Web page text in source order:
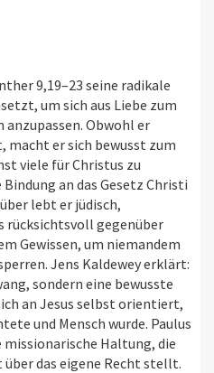
9,19–23 seine radikale
um sich aus Liebe zum
anzupassen. Obwohl er
er sich bewusst zum
viele für Christus zu
an das Gesetz Christi
lebt er jüdisch,
rücksichtsvoll gegenüber
Gewissen, um niemandem
Jens Kaldewey erklärt:
sondern eine bewusste
an Jesus selbst orientiert,
und Mensch wurde. Paulus
Haltung, die
über das eigene Recht stellt.